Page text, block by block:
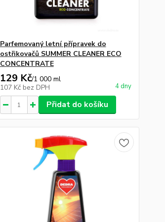
Parfemovaný letní přípravek do
ostřikovačů SUMMER CLEANER ECO
CONCENTRATE
129 Kč/1 000 ml
107 Kč bez DPH 4 dny
Přidat do košíku